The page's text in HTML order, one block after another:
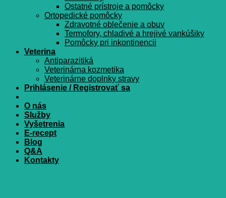
Ostatné prístroje a pomôcky
Ortopedické pomôcky
Zdravotné oblečenie a obuv
Termofory, chladivé a hrejivé vankúšiky
Pomôcky pri inkontinencii
Veterina
Antiparazitiká
Veterinárna kozmetika
Veterinárne doplnky stravy
Prihlásenie / Registrovať sa
O nás
Služby
Vyšetrenia
E-recept
Blog
Q&A
Kontakty